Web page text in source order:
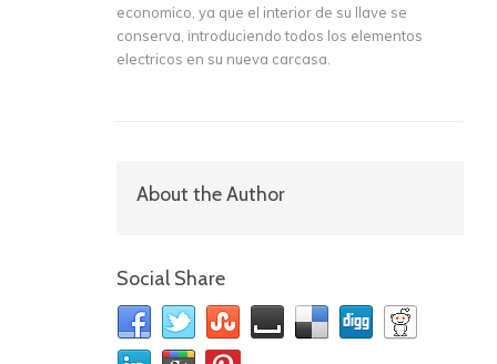
economico, ya que el interior de su llave se
conserva, introduciendo todos los elementos
electricos en su nueva carcasa.
About the Author
Social Share